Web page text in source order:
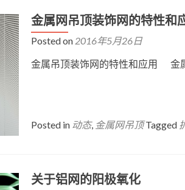
金属网吊顶装饰网的特性和
Posted on 2016年5月26日
金属吊顶装饰网的特性和应用 金
Posted in 动态, 金属网吊顶 Tagged
关于铝网的阳极氧化